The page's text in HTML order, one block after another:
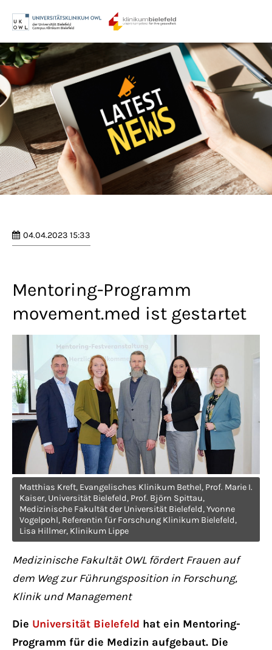
Login
Benutzername
Passwort
Anmelden
Lorem ipsum dolor sit amet:
24h/ 365days
We offer support for our customers
Mon - Fri 8:00am - 5:00pm
(GMT +1)
Get in touch
Cybersteel Inc.
376-293 City Road, Suite 600
San Francisco, CA 94102
+44 1234 567 890
Drop us a line
04.04.2023 15:33
Mentoring-Programm
movement.med ist gestartet
Matthias Kreft, Evangelisches Klinikum Bethel, Prof. Marie I.
Kaiser, Universität Bielefeld, Prof. Björn Spittau,
Medizinische Fakultät der Universität Bielefeld, Yvonne
Vogelpohl, Referentin für Forschung Klinikum Bielefeld,
Lisa Hillmer, Klinikum Lippe
Medizinische Fakultät OWL fördert Frauen auf
dem Weg zur Führungsposition in Forschung,
Klinik und Management
Die Universität Bielefeld hat ein Mentoring-
Programm für die Medizin aufgebaut. Die